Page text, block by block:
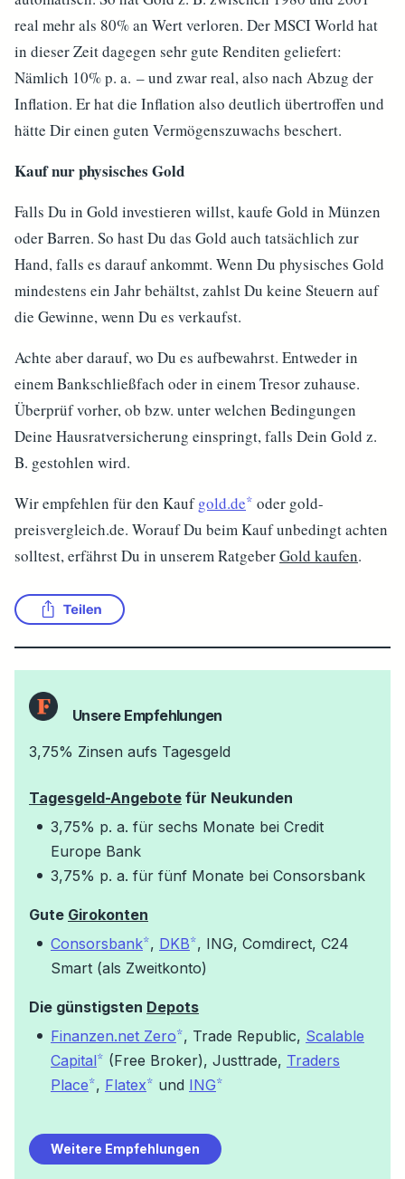
real mehr als 80% an Wert verloren. Der MSCI World hat
in dieser Zeit dagegen sehr gute Renditen geliefert:
Nämlich 10% p. a. – und zwar real, also nach Abzug der
Inflation. Er hat die Inflation also deutlich übertroffen und
hätte Dir einen guten Vermögenszuwachs beschert.
Kauf nur physisches Gold
Falls Du in Gold investieren willst, kaufe Gold in Münzen
oder Barren. So hast Du das Gold auch tatsächlich zur
Hand, falls es darauf ankommt. Wenn Du physisches Gold
mindestens ein Jahr behältst, zahlst Du keine Steuern auf
die Gewinne, wenn Du es verkaufst.
Achte aber darauf, wo Du es aufbewahrst. Entweder in
einem Bankschließfach oder in einem Tresor zuhause.
Überprüf vorher, ob bzw. unter welchen Bedingungen
Deine Hausratversicherung einspringt, falls Dein Gold z.
B. gestohlen wird.
Wir empfehlen für den Kaufgold.de oder gold-
preisvergleich.de. Worauf Du beim Kauf unbedingt achten
solltest, erfährst Du in unserem RatgeberGold kaufen.
Unsere Empfehlungen
3,75% Zinsen aufs Tagesgeld
Tagesgeld-Angebote für Neukunden
3,75% p. a. für sechs Monate bei Credit
Europe Bank
3,75% p. a. für fünf Monate bei Consorsbank
Gute Girokonten
Consorsbank , DKB , ING, Comdirect, C24
Smart (als Zweitkonto)
Die günstigsten Depots
Finanzen.net Zero , Trade Republic, Scalable
Capital
(Free Broker), Justtrade, Traders
Place , Flatex und ING
Weitere Empfehlungen